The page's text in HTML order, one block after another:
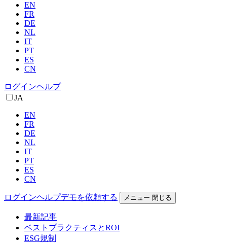
EN
FR
DE
NL
IT
PT
ES
CN
ログインヘルプ
JA
EN
FR
DE
NL
IT
PT
ES
CN
ログインヘルプデモを依頼する メニュー 閉じる
最新記事
ベストプラクティスとROI
ESG規制